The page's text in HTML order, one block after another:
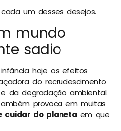
um desses desejos.
mundo
sadio
hoje os efeitos
do recrudescimento
da degradação ambiental.
provoca em muitas
cuidar do planeta em que